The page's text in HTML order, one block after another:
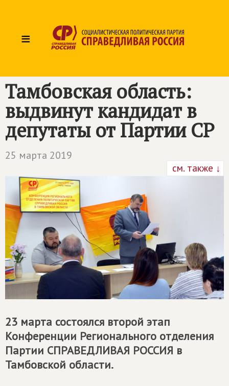
≡
Тамбовская область:
выдвинут кандидат в
депутаты от Партии СР
25 марта 2019
см. также ↓
23 марта состоялся второй этап
Конференции Регионального отделения
Партии СПРАВЕДЛИВАЯ РОССИЯ в
Тамбовской области.